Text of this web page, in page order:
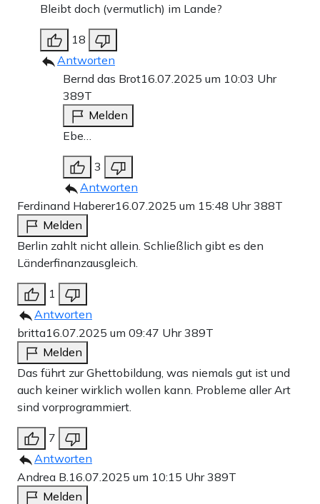
Bleibt doch (vermutlich) im Lande?
18
Antworten
Bernd das Brot16.07.2025 um 10:03 Uhr
389T
Melden
Ebe…
3
Antworten
Ferdinand Haberer16.07.2025 um 15:48 Uhr388T
Melden
Berlin zahlt nicht allein. Schließlich gibt es den
Länderfinanzausgleich.
1
Antworten
britta16.07.2025 um 09:47 Uhr389T
Melden
Das führt zur Ghettobildung, was niemals gut ist und
auch keiner wirklich wollen kann. Probleme aller Art
sind vorprogrammiert.
7
Antworten
Andrea B. 16.07.2025 um 10:15 Uhr389T
Melden